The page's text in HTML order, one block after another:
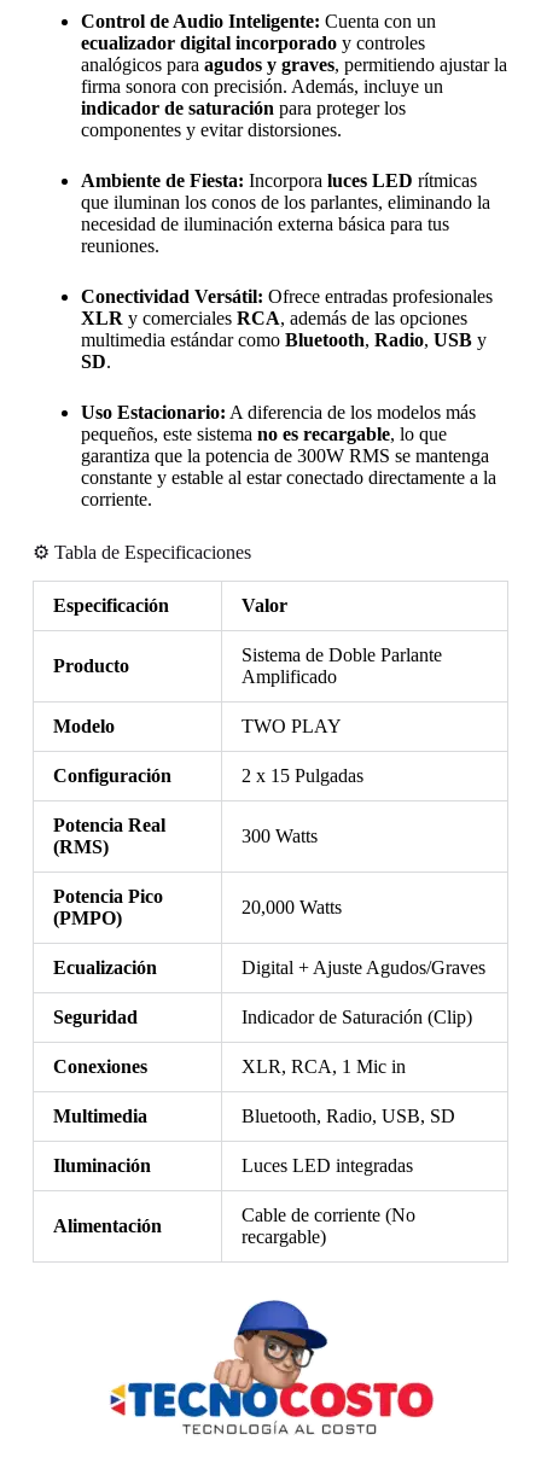
Control de Audio Inteligente: Cuenta con un
ecualizador digital incorporadoy controles
analógicos para agudos y graves, permitiendo ajustar la
firma sonora con precisión. Además, incluye un
indicador de saturación para proteger los
componentes y evitar distorsiones.
Ambiente de Fiesta: Incorpora luces LED rítmicas
que iluminan los conos de los parlantes, eliminando la
necesidad de iluminación externa básica para tus
reuniones.
Conectividad Versátil: Ofrece entradas profesionales
XLR y comerciales RCA, además de las opciones
multimedia estándar como Bluetooth, Radio, USBy
SD.
Uso Estacionario: A diferencia de los modelos más
pequeños, este sistema no es recargable, lo que
garantiza que la potencia de 300W RMS se mantenga
constante y estable al estar conectado directamente a la
corriente.
⚙️ Tabla de Especificaciones
Especificación Valor
Producto
Sistema de Doble Parlante
Amplificado
Modelo TWO PLAY
Configuración 2 x 15 Pulgadas
Potencia Real
(RMS)
300 Watts
Potencia Pico
(PMPO)
20,000 Watts
Ecualización Digital + Ajuste Agudos/Graves
Seguridad Indicador de Saturación (Clip)
Conexiones XLR, RCA, 1 Mic in
Multimedia Bluetooth, Radio, USB, SD
Iluminación Luces LED integradas
Alimentación
Cable de corriente (No
recargable)